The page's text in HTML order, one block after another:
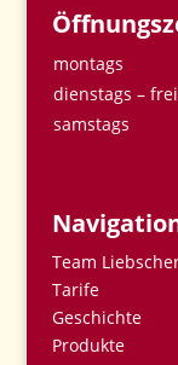
montags
dienstags –
samstags
Team
Tarife
Geschichte
Produkte